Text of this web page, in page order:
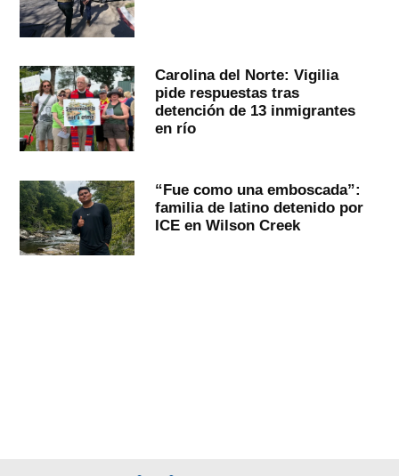
Carolina del Norte: Vigilia
pide respuestas tras
detención de 13 inmigrantes
en río
“Fue como una emboscada”:
familia de latino detenido por
ICE en Wilson Creek